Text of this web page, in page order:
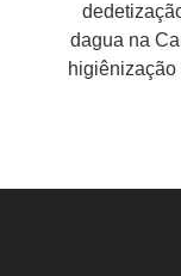
dagua na